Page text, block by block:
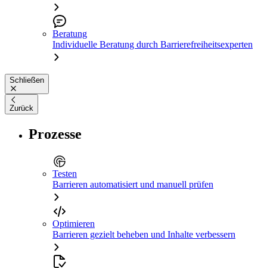
Beratung
Individuelle Beratung durch Barrierefreiheitsexperten
Schließen
Zurück
Prozesse
Testen
Barrieren automatisiert und manuell prüfen
Optimieren
Barrieren gezielt beheben und Inhalte verbessern